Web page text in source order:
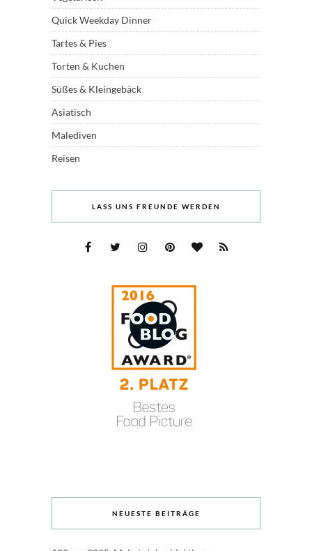
Quick Weekday Dinner
Tartes & Pies
Torten & Kuchen
Süßes & Kleingebäck
Asiatisch
Malediven
Reisen
LASS UNS FREUNDE WERDEN
NEUESTE BEITRÄGE